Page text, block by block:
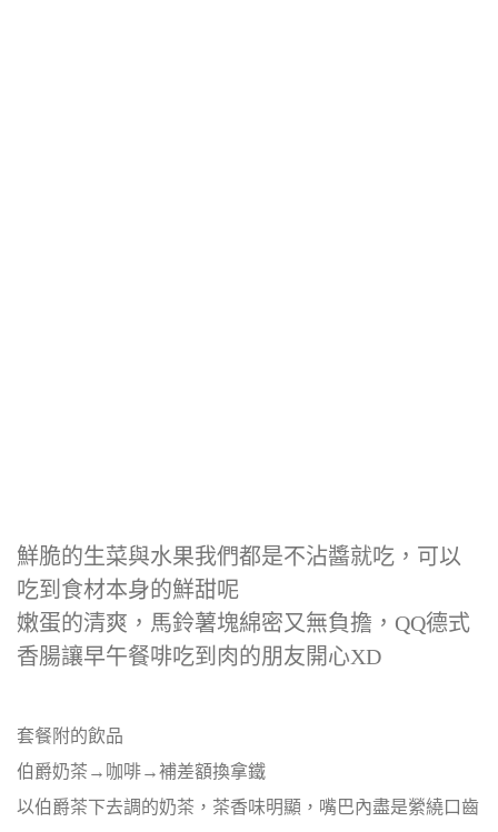
鮮脆的生菜與水果我們都是不沾醬就吃，可以
吃到食材本身的鮮甜呢
嫩蛋的清爽，馬鈴薯塊綿密又無負擔，QQ德式
香腸讓早午餐啡吃到肉的朋友開心XD
套餐附的飲品
伯爵奶茶→咖啡→補差額換拿鐵
以伯爵茶下去調的奶茶，茶香味明顯，嘴巴內盡是縈繞口齒